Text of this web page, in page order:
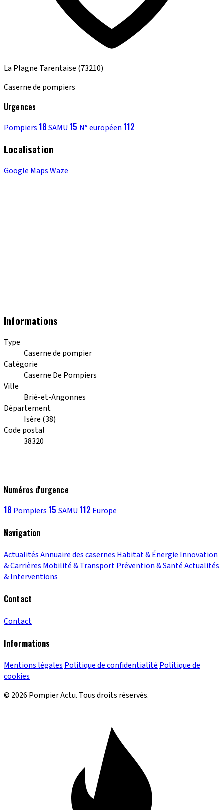
La Plagne Tarentaise (73210)
Caserne de pompiers
Urgences
Pompiers 18SAMU 15 N° européen 112
Localisation
Google MapsWaze
Informations
Type
Caserne de pompier
Catégorie
Caserne De Pompiers
Ville
Brié-et-Angonnes
Département
Isère (38)
Code postal
38320
Numéros d'urgence
18 Pompiers 15 SAMU 112 Europe
Navigation
ActualitésAnnuaire des casernes Habitat & Énergie Innovation
& Carrières Mobilité & TransportPrévention & SantéActualités
& Interventions
Contact
Contact
Informations
Mentions légales Politique de confidentialité Politique de
cookies
© 2026 Pompier Actu. Tous droits réservés.